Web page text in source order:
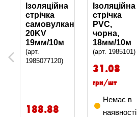
Previous
Ізоляційна
стрічка
самовулканізуюча
20KV
19мм/10м
(арт.
1985077120)
188.88
Ізоляційна
стрічка
PVC,
чорна,
18мм/10м
(арт. 1985101)
31.08
грн/шт
Немає в
наявності